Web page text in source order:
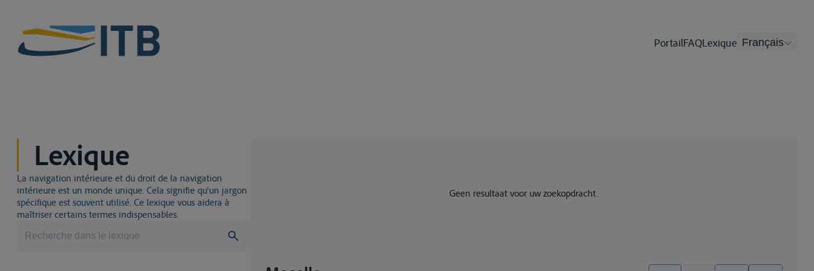
PortailFAQLexique Français
Lexique
La navigation intérieure et du droit de la navigation
intérieure est un monde unique. Cela signifie qu'un jargon
spécifique est souvent utilisé. Ce lexique vous aidera à
maîtriser certains termes indispensables.
Geen resultaat voor uw zoekopdracht.